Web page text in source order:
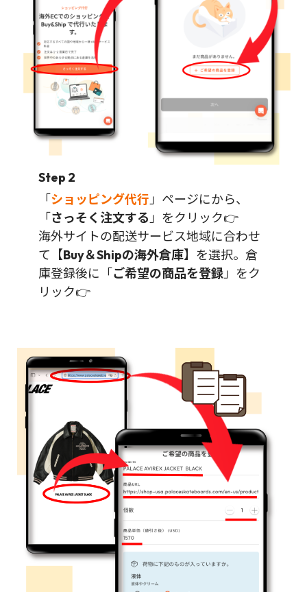
Step 2
「ショッピング代行」ページにから、
「さっそく注文する」をクリック👉
海外サイトの配送サービス地域に合わせ
て【Buy＆Shipの海外倉庫】を選択。倉
庫登録後に「ご希望の商品を登録」をク
リック👉